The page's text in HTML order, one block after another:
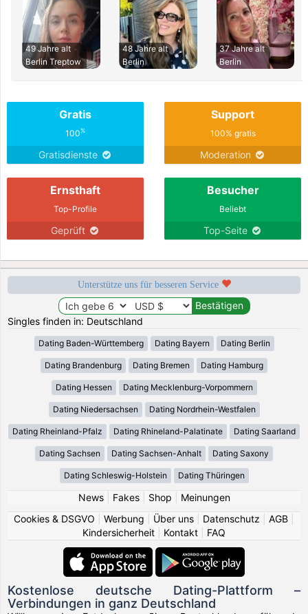
49 Jahre alt
Berlin Treptow
48 Jahre alt
Berlin
37 Jahre alt
Berlin
Gratis
100%
Gratisdienste
Support
100% gratis
Moderation
Ernsthaft
Top-Profile
Geprüft
Besucher
Beliebt
Top-Seite
Unterstütze uns für besseren Service
Singles finden in: Deutschland
Dating Baden-Württemberg Dating Bayern Dating Berlin
Dating Brandenburg Dating Bremen Dating Hamburg
Dating Hessen Dating Mecklenburg-Vorpommern
Dating Niedersachsen Dating Nordrhein-Westfalen
Dating Rheinland-Pfalz Dating Rhineland-Palatinate Dating Saarland
Dating Sachsen Dating Sachsen-Anhalt Dating Saxony
Dating Schleswig-Holstein Dating Thüringen
News| Fakes| Shop
Meinungen
Cookies & DSGVO
Werbung Über uns Datenschutz AGB
Kindersicherheit
Kontakt FAQ
Kostenlose deutsche Dating-Plattform –
Verbindungen in ganz Deutschland